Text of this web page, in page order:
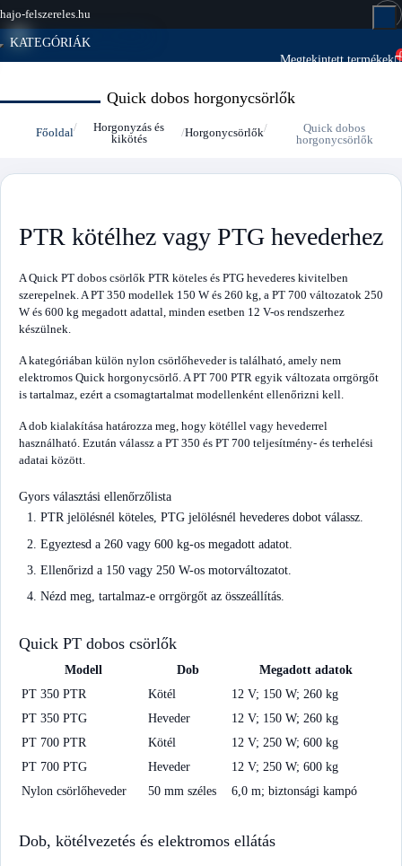
hajo-felszereles.hu
KATEGÓRIÁK
Megtekintett termékek
Quick dobos horgonycsörlők
Főoldal
Horgonyzás és
kikötés
Horgonycsörlők
Quick dobos
horgonycsörlők
PTR kötélhez vagy PTG hevederhez
A Quick PT dobos csörlők PTR köteles és PTG hevederes kivitelben
szerepelnek. A PT 350 modellek 150 W és 260 kg, a PT 700 változatok 250
W és 600 kg megadott adattal, minden esetben 12 V-os rendszerhez
készülnek.
A kategóriában külön nylon csörlőheveder is található, amely nem
elektromos Quick horgonycsörlő. A PT 700 PTR egyik változata orrgörgőt
is tartalmaz, ezért a csomagtartalmat modellenként ellenőrizni kell.
A dob kialakítása határozza meg, hogy kötéllel vagy hevederrel
használható. Ezután válassz a PT 350 és PT 700 teljesítmény- és terhelési
adatai között.
Gyors választási ellenőrzőlista
PTR jelölésnél köteles, PTG jelölésnél hevederes dobot válassz.
Egyeztesd a 260 vagy 600 kg-os megadott adatot.
Ellenőrizd a 150 vagy 250 W-os motorváltozatot.
Nézd meg, tartalmaz-e orrgörgőt az összeállítás.
Quick PT dobos csörlők
Modell Dob
Megadott adatok
PT 350 PTR
Kötél
12 V; 150 W; 260 kg
PT 350 PTG
Heveder
12 V; 150 W; 260 kg
PT 700 PTR
Kötél
12 V; 250 W; 600 kg
PT 700 PTG
Heveder
12 V; 250 W; 600 kg
Nylon csörlőheveder
50 mm széles 6,0 m; biztonsági kampó
Dob, kötélvezetés és elektromos ellátás